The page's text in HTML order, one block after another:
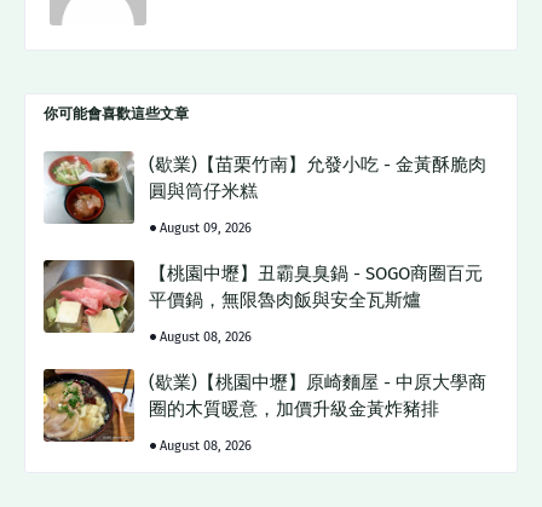
你可能會喜歡這些文章
(歇業)【苗栗竹南】允發小吃 - 金黃酥脆肉
圓與筒仔米糕
August 09, 2026
【桃園中壢】丑霸臭臭鍋 - SOGO商圈百元
平價鍋，無限魯肉飯與安全瓦斯爐
August 08, 2026
(歇業)【桃園中壢】原崎麵屋 - 中原大學商
圈的木質暖意，加價升級金黃炸豬排
August 08, 2026